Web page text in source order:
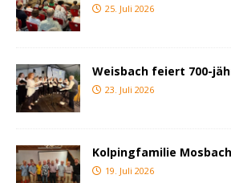
25. Juli 2026
Weisbach feiert 700-
23. Juli 2026
Kolpingfamilie
19. Juli 2026